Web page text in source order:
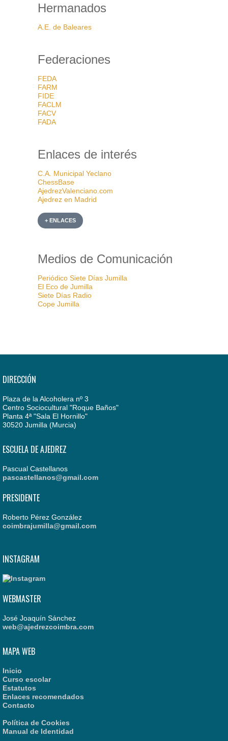
Hermanados
A.E. de Baleares
Federaciones
FEDA
FARM
FIDE
FACLM
FACV
FADA
Enlaces de interés
C.A. Municipal Yeclano
ChessBase
AjedrezValenciano.com
Ajedrez en Madrid
+ ENLACES
Medios de Comunicación
Periódico Siete Días Jumilla
El Eco de Jumilla
Siete Días Radio
Cope Jumilla
DIRECCIÓN
Plaza de la Alcoholera nº 3
Centro Sociocultural "Roque Baños"
Planta 4ª "Sala El Hornillo"
30520 Jumilla (Murcia)
ESCUELA DE AJEDREZ
Pascual Castellanos
pascastellanos@gmail.com
PRESIDENTE
Roberto Pérez González
coimbrajumilla@gmail.com
INSTAGRAM
WEBMASTER
José Joaquín Sánchez
web@ajedrezcoimbra.com
MAPA WEB
Inicio
Curso escolar
Estatutos
Enlaces recomendados
Contacto
Política de Cookies
Manual de Identidad